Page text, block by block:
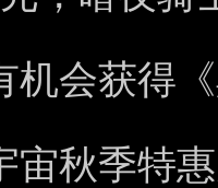
机会获得
宙秋季特